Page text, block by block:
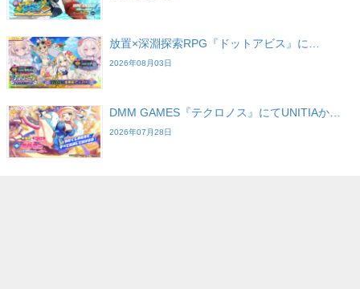
放置×深淵探索RPG『ドットアビス』に…
2026年08月03日
DMM GAMES『テクロノス』にてUNITIAか…
2026年07月28日